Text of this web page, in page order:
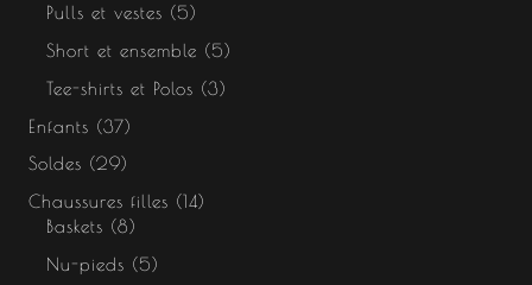
Pulls et vestes
5
Short et ensemble
5
Tee-shirts et Polos
3
Enfants
37
Soldes
29
Chaussures filles
14
Baskets
8
Nu-pieds
5